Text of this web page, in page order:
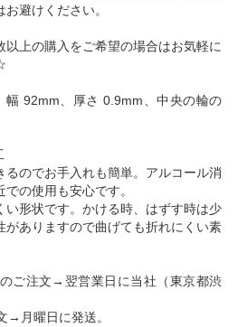
避けください。
上の購入をご希望の場合はお気軽に
幅 92mm、厚さ 0.9mm、中央の輪の
るのでお手入れも簡単。アルコール消
の使用も安心です。
い形状です。かける時、はずす時は少
がありますので曲げても折れにくい素
ご注文→翌営業日に当社（東京都渋
→月曜日に発送。